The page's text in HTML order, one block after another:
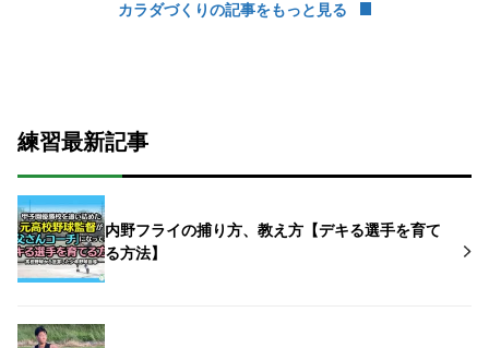
カラダづくりの記事をもっと見る
練習最新記事
内野フライの捕り方、教え方【デキる選手を育て
る方法】